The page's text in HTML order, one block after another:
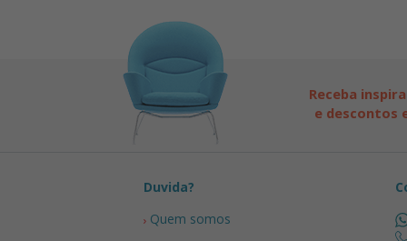
Receba
e descontos
Duvida?
Quem somos